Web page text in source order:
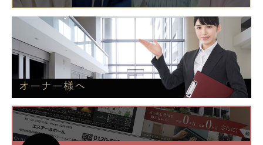
オーナー様へ